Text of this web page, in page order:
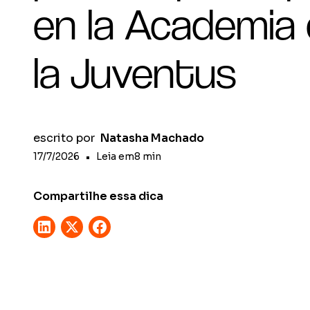
en la Academia
la Juventus
escrito por Natasha Machado
17/7/2026 • Leia em8 min
Compartilhe essa dica